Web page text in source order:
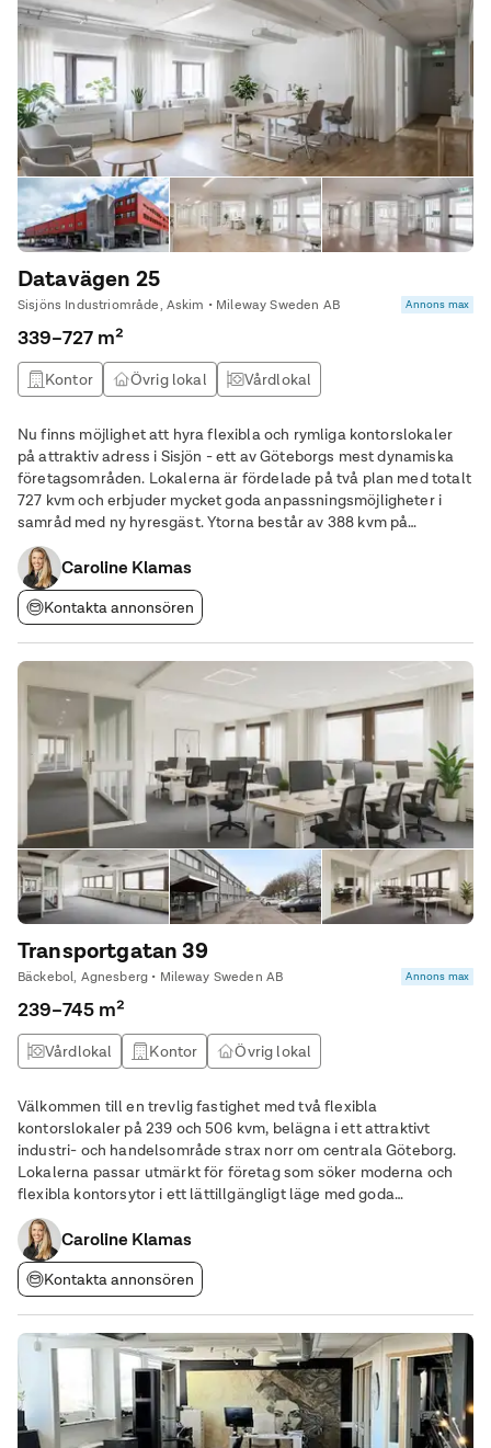
Datavägen 25
Sisjöns Industriområde, Askim • Mileway Sweden AB Annons max
339–727 m²
Kontor Övrig lokal Vårdlokal
Nu finns möjlighet att hyra flexibla och rymliga kontorslokaler
på attraktiv adress i Sisjön - ett av Göteborgs mest dynamiska
företagsområden. Lokalerna är fördelade på två plan med totalt
727 kvm och erbjuder mycket goda anpassningsmöjligheter i
samråd med ny hyresgäst. Ytorna består av 388 kvm på
bottenplan (plan 1) och 339 kvm en trappa upp (plan 1,5). De kan
hyras tillsammans eller separat,
Caroline Klamas
Kontakta annonsören
Transportgatan 39
Bäckebol, Agnesberg • Mileway Sweden AB Annons max
239–745 m²
Vårdlokal Kontor Övrig lokal
Välkommen till en trevlig fastighet med två flexibla
kontorslokaler på 239 och 506 kvm, belägna i ett attraktivt
industri- och handelsområde strax norr om centrala Göteborg.
Lokalerna passar utmärkt för företag som söker moderna och
flexibla kontorsytor i ett lättillgängligt läge med goda
kommunikationer och parkering. Ytorna lämpar sig väl för
exempelvis tjänsteföretag, försäljning,
Caroline Klamas
Kontakta annonsören